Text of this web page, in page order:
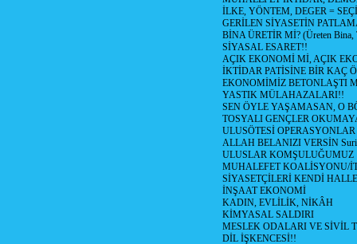
İLKE, YÖNTEM, DEGER =
GERİLEN SİYASETİN
BİNA ÜRETİR Mİ? (Üreten Bina,
SİYASAL ESARET!!
AÇIK EKONOMİ Mİ, AÇIK
İKTİDAR PATİSİNE BİR KAÇ
EKONOMİMİZ BETONLAŞTI
YASTIK MÜLAHAZALARI!!
SEN ÖYLE YAŞAMASAN, O
TOSYALI GENÇLER
ULUSÖTESİ OPERASYONLAR
ALLAH BELANIZI VERSİN
ULUSLAR KOMŞULUĞUMUZ
MUHALEFET KOALİSYONU/
SİYASETÇİLERİ KENDİ
İNŞAAT EKONOMİ
KADIN, EVLİLİK, NİKÂH
KİMYASAL SALDIRI
MESLEK ODALARI VE SİVİL
DİL İŞKENCESİ!!